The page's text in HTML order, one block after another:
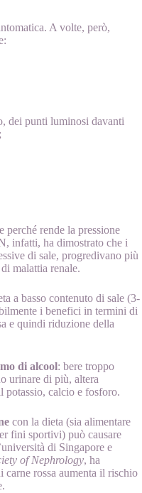
A volte, però,
dei punti luminosi davanti
perché rende la pressione
infatti, ha dimostrato che i
di sale, progredivano più
malattia renale.
a basso contenuto di sale (3-
i benefici in termini di
e quindi riduzione della
di alcool: bere troppo
urinare di più, altera
potassio, calcio e fosforo.
con la dieta (sia alimentare
fini sportivi) può causare
di Singapore e
of Nephrology, ha
carne rossa aumenta il rischio